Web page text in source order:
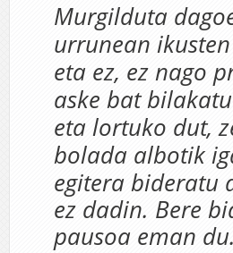
Murgilduta
urrunean
eta ez, ez nago
aske bat
eta lortuko dut,
bolada albotik
egitera bideratu
ez dadin. Bere
pausoa eman du.